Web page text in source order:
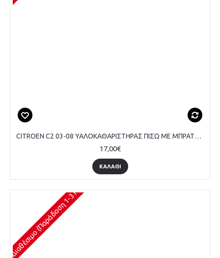
CITROEN C2 03-08 ΥΑΛΟΚΑΘΑΡΙΣΤΗΡΑΣ ΠΙΣΩ ΜΕ ΜΠΡΑΤΣΟ 290mm
17,00€
ΚΑΛΆΘΙ
Διαθέσιμο (Παράδοση 1-3 Ημέρες)